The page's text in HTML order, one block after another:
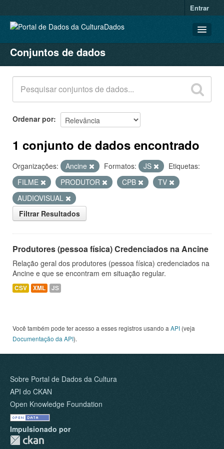
Entrar
CONJUNTOS DE DADOS
ORGANIZAÇÕES
GRUPOS
SOBRE
Conjuntos de dados
Ordenar por
1 conjunto de dados encontrado
Organizações: Ancine Formatos: JS
Etiquetas:
FILME
PRODUTOR CPB
TV
AUDIOVISUAL
Filtrar Resultados
Produtores (pessoa física) Credenciados na Ancine
Relação geral dos produtores (pessoa física) credenciados na
Ancine e que se encontram em situação regular.
CSV XML JS
Você também pode ter acesso a esses registros usando a API (veja
Documentação da API).
Sobre Portal de Dados da Cultura
API do CKAN
Open Knowledge Foundation
Impulsionado por